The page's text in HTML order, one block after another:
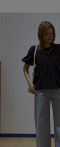
ロペピクニック_人気シ